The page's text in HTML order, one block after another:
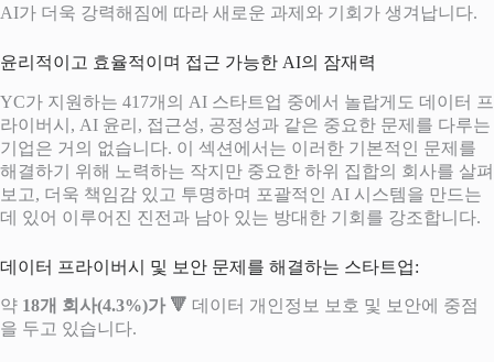
AI가 더욱 강력해짐에 따라 새로운 과제와 기회가 생겨납니다.
윤리적이고 효율적이며 접근 가능한 AI의 잠재력
YC가 지원하는 417개의 AI 스타트업 중에서 놀랍게도 데이터 프
라이버시, AI 윤리, 접근성, 공정성과 같은 중요한 문제를 다루는
기업은 거의 없습니다. 이 섹션에서는 이러한 기본적인 문제를
해결하기 위해 노력하는 작지만 중요한 하위 집합의 회사를 살펴
보고, 더욱 책임감 있고 투명하며 포괄적인 AI 시스템을 만드는
데 있어 이루어진 진전과 남아 있는 방대한 기회를 강조합니다.
데이터 프라이버시 및 보안 문제를 해결하는 스타트업:
약 18개 회사(4.3%)가 🔻 데이터 개인정보 보호 및 보안에 중점
을 두고 있습니다.